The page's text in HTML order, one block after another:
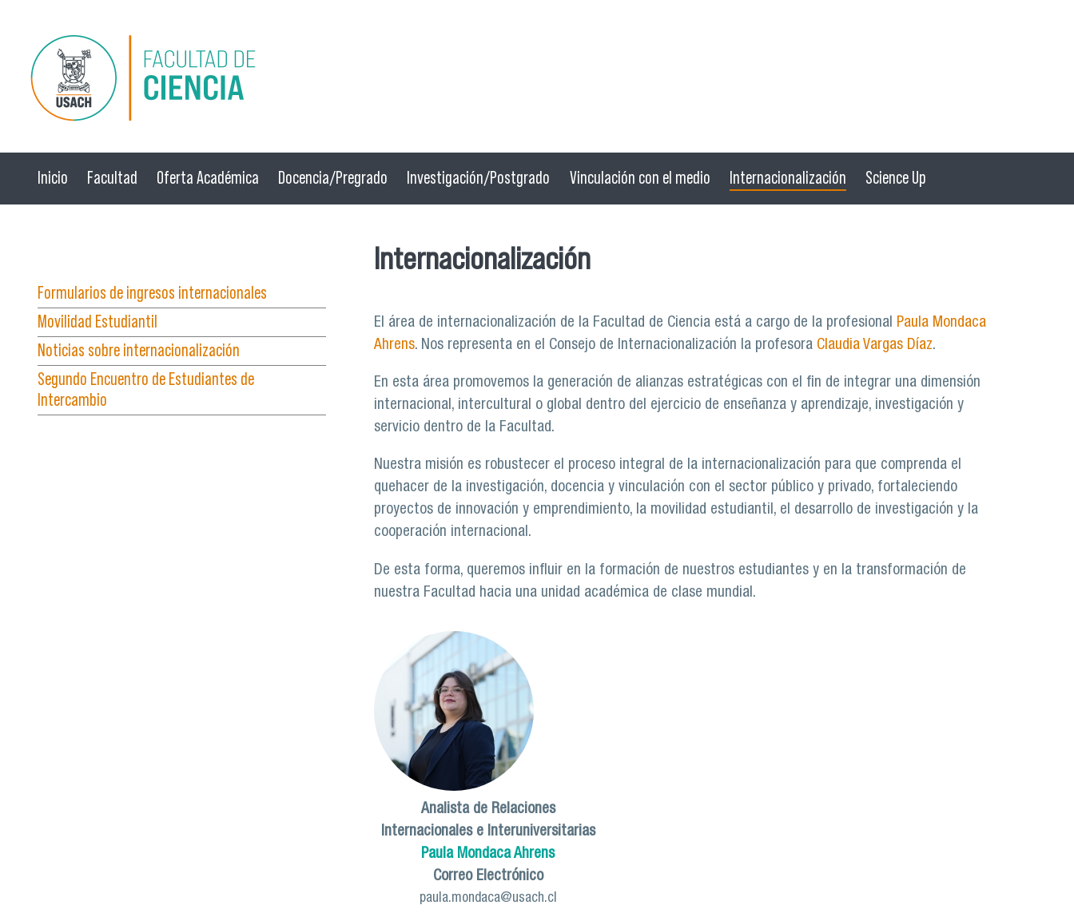
Pasar al contenido principal
Inicio Facultad Oferta Académica Docencia/Pregrado Investigación/Postgrado Vinculación con el medio Internacionalización Science Up
Formularios de ingresos internacionales
Movilidad Estudiantil
Noticias sobre internacionalización
Segundo Encuentro de Estudiantes de
Intercambio
Internacionalización
El área de internacionalización de la Facultad de Ciencia está a cargo de la profesional Paula Mondaca
Ahrens. Nos representa en el Consejo de Internacionalización la profesora Claudia Vargas Díaz.
En esta área promovemos la generación de alianzas estratégicas con el fin de integrar una dimensión
internacional, intercultural o global dentro del ejercicio de enseñanza y aprendizaje, investigación y
servicio dentro de la Facultad.
Nuestra misión es robustecer el proceso integral de la internacionalización para que comprenda el
quehacer de la investigación, docencia y vinculación con el sector público y privado, fortaleciendo
proyectos de innovación y emprendimiento, la movilidad estudiantil, el desarrollo de investigación y la
cooperación internacional.
De esta forma, queremos influir en la formación de nuestros estudiantes y en la transformación de
nuestra Facultad hacia una unidad académica de clase mundial.
Analista de Relaciones
Internacionales e Interuniversitarias
Paula Mondaca Ahrens
Correo Electrónico
paula.mondaca@usach.cl